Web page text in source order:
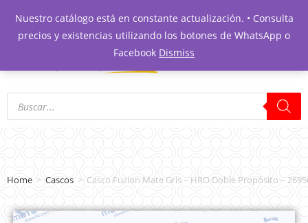
Home > Cascos > Casco Fuzion Mate Gris – HRO Doble Propósito –
Nuestro catálogo está en constante actualización. • Consulta
precios y existencias utilizando los botones de WhatsApp o
Facebook Dismiss